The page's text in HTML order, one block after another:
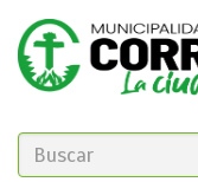
Pasar
contenido
principal